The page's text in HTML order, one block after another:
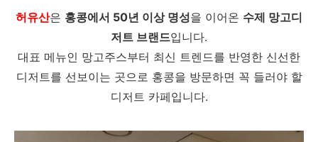
허유산은 홍콩에서 50년 이상 명성을 이어온 수제 망고디
저트 브랜드입니다.
대표 메뉴인 망고주스부터 최신 트렌드를 반영한 신선한
디저트를 선보이는 곳으로 홍콩을 방문하면 꼭 들러야 할
디저트 카페입니다.